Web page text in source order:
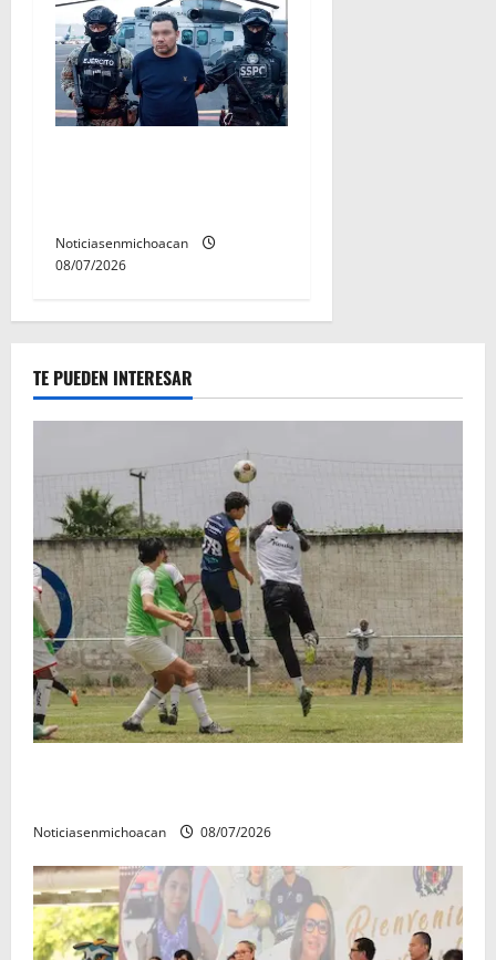
Noticiasenmichoacan
08/07/2026
TE PUEDEN INTERESAR
Noticiasenmichoacan 08/07/2026